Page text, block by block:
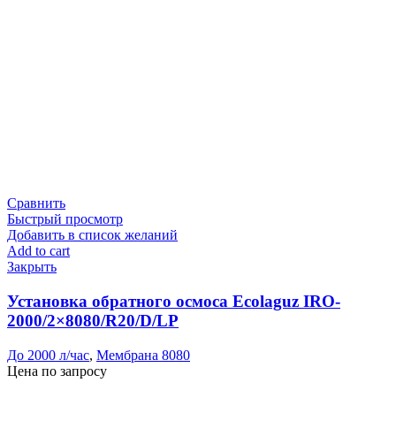
Сравнить
Быстрый просмотр
Добавить в список желаний
Add to cart
Закрыть
Установка обратного осмоса Ecolaguz IRO-
2000/2×8080/R20/D/LP
До 2000 л/час, Мембрана 8080
Цена по запросу